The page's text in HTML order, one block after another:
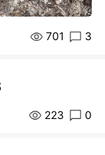
701 3
223 0